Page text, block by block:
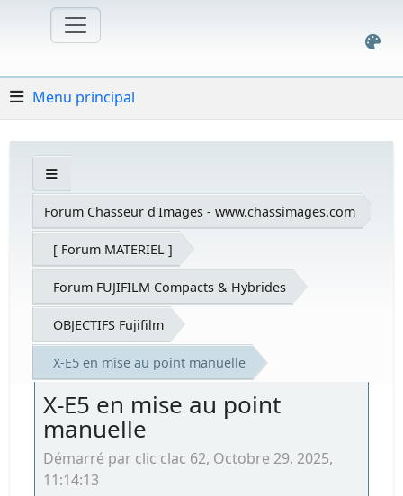
Menu principal
Forum Chasseur d'Images - www.chassimages.com
[ Forum MATERIEL ]
Forum FUJIFILM Compacts & Hybrides
OBJECTIFS Fujifilm
X-E5 en mise au point manuelle
X-E5 en mise au point
manuelle
Démarré par clic clac 62, Octobre 29, 2025,
11:14:13